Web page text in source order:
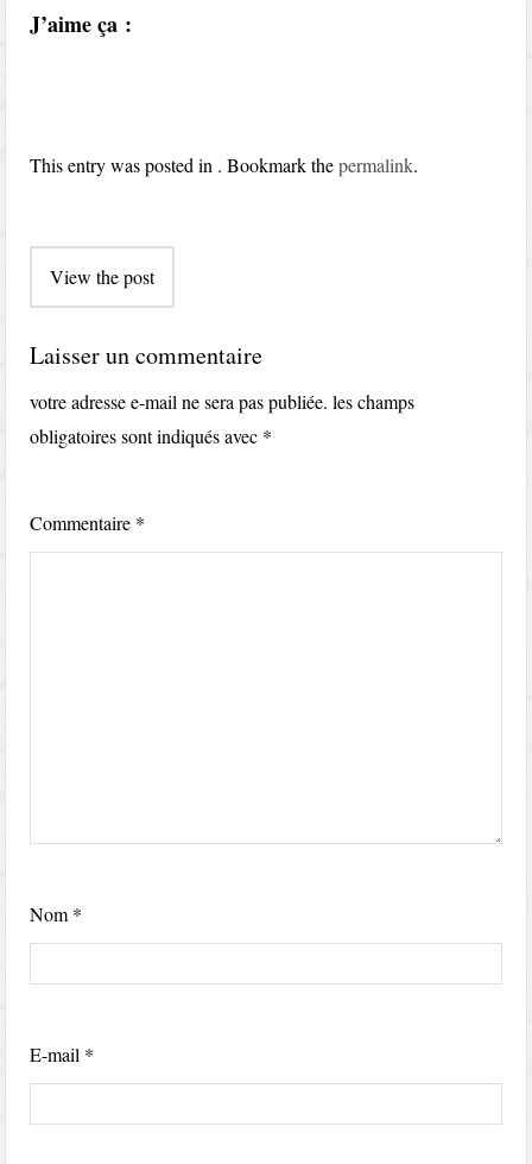
J’aime ça :
This entry was posted in . Bookmark thepermalink.
navigation
View the post
Laisser un commentaire
votre adresse e-mail ne sera pas publiée. les champs
obligatoires sont indiqués avec *
Commentaire *
Nom *
E-mail *